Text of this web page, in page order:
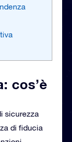
cos’è
sicurezza
di fiducia